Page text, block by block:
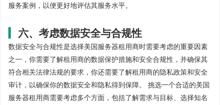
服务案例，以便更好地评估其服务水平。
六、考虑数据安全与合规性
数据安全与合规性是选择美国服务器租用商时需要考虑的重要因素
之一，你需要了解租用商的数据保护措施和安全合规性，并确保其
符合相关法律法规的要求，你还需要了解租用商的隐私政策和安全
审计，以确保你的数据安全和隐私得到保障。 挑选一个合适的美国
服务器租用商需要考虑多个方面，包括了解需求与目标、选择知名